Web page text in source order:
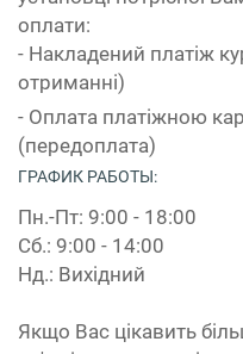
оплати:
- Накладений платіж
отриманні)
- Оплата платіжною
(передоплата)
ГРАФИК РАБОТЫ:
Пн.-Пт: 9:00 - 18:00
Сб.: 9:00 - 14:00
Нд.: Вихідний
Якщо Вас цікавить